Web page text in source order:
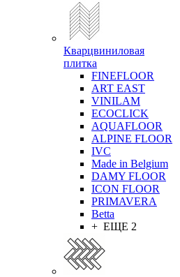
Кварцвиниловая
плитка
FINEFLOOR
ART EAST
VINILAM
ECOCLICK
AQUAFLOOR
ALPINE FLOOR
IVC
Made in Belgium
DAMY FLOOR
ICON FLOOR
PRIMAVERA
Betta
+ ЕЩЕ 2